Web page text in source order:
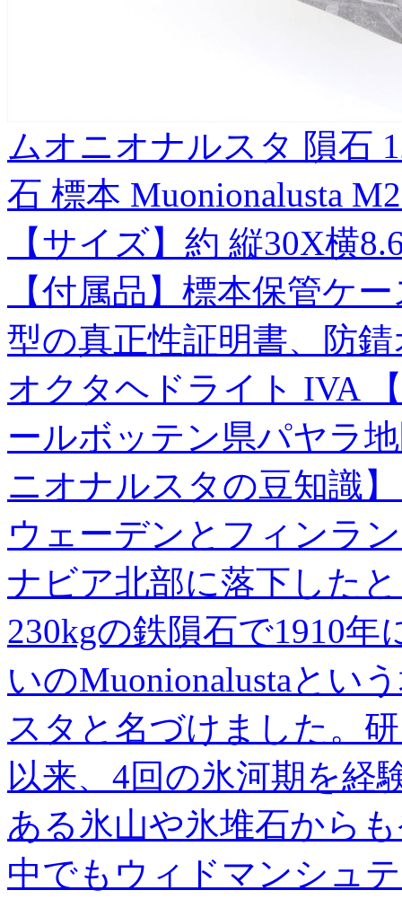
ムオニオナルスタ 隕石
石 標本 Muonionalusta
【サイズ】約 縦30X横
【付属品】標本保管ケ
型の真正性証明書、防
オクタヘドライト IVA
ールボッテン県パヤラ
ニオナルスタの豆知識
ウェーデンとフィンラ
ナビア北部に落下した
230kgの鉄隕石で1910年
いのMuonionalustaとい
スタと名づけました。
以来、4回の氷河期を経
ある氷山や氷堆石から
中でもウィドマンシュ